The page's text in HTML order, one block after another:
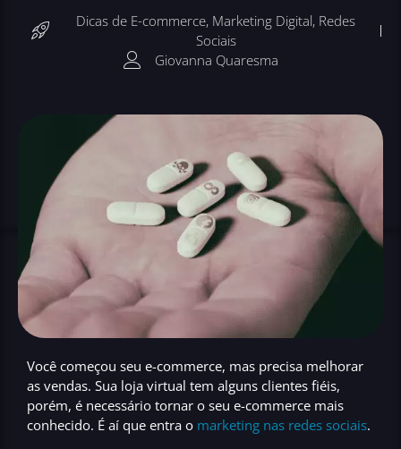
Dicas de E-commerce, Marketing Digital, Redes
Sociais
Giovanna Quaresma
Você começou seu e-commerce, mas precisa melhorar
as vendas. Sua loja virtual tem alguns clientes fiéis,
porém, é necessário tornar o seu e-commerce mais
conhecido. É aí que entra o marketing nas redes sociais.